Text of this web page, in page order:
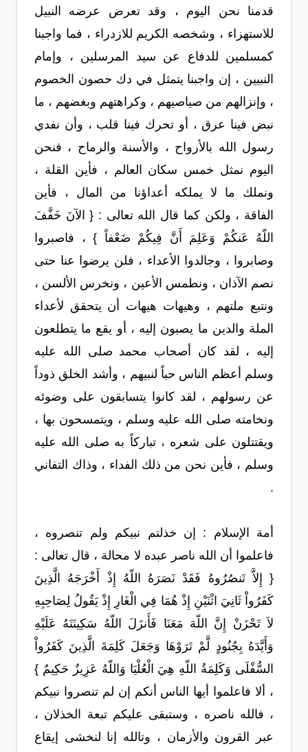
قدمنا نحن اليوم ، وقد تعرض عرضه النبيل
للاستهزاء ، وشخصه الكريم للازدراء ، فما واجبنا
كمسلمين للدفاع عن سيد المرسلين ، وإمام
النبيين ، إن واجبنا يتمثل في دك حصون الخصوم
، وإنزالهم من صياصيهم ، وكراهتهم وبغضهم ، ما
نبض فينا عرق ، أو تحرك فينا قلب ، وأن نفدي
رسول الله بالأرواح ، والأسنة والرماح ، فنحن
اليوم نمثل خمس سكان العالم ، فأين القلة ،
ونملك ما لا يملكه أعداؤنا من المال ، فأين
الفاقة ، ولكن كما قال الله تعالى : { الآنَ خَفَّفَ
اللّهُ عَنكُمْ وَعَلِمَ أَنَّ فِيكُمْ ضَعْفاً } ، فاصبروا
وصابروا ، وجالدوا الأعداء ، فلن يرضوا عنا حتى
نصم الآذان ، ونطمس الأعين ، ونخرس الألسن ،
ونتبع ملتهم ، وهيهات هيهات أن يتحقق لأعداء
الملة والدين ما يصبون إليه ، أو يقع ما يتطلعون
إليه ، لقد كان أصحاب محمد صلى الله عليه
وسلم أعظم الناس حباً لنبيهم ، وأشد الخلق ذوداً
عن رسولهم ، لقد كانوا يتسابقون على وضوئه
ونخامته صلى الله عليه وسلم ، ويتمسحون بها ،
ويقتتلون على شعره ، تباركاً به صلى الله عليه
وسلم ، فأين نحن من ذلك الفداء ، وذاك التفاني
.
أمة الإسلام : إن خذلتم نبيكم ولم تنصروه ،
فاعلموا أن الله ناصر عبده لا محالة ، قال تعالى :
{ إِلاَّ تَنصُرُوهُ فَقَدْ نَصَرَهُ اللّهُ إِذْ أَخْرَجَهُ الَّذِينَ
كَفَرُواْ ثَانِيَ اثْنَيْنِ إِذْ هُمَا فِي الْغَارِ إِذْ يَقُولُ لِصَاحِبِهِ
لاَ تَحْزَنْ إِنَّ اللّهَ مَعَنَا فَأَنزَلَ اللّهُ سَكِينَتَهُ عَلَيْهِ
وَأَيَّدَهُ بِجُنُودٍ لَّمْ تَرَوْهَا وَجَعَلَ كَلِمَةَ الَّذِينَ كَفَرُواْ
السُّفْلَى وَكَلِمَةُ اللّهِ هِيَ الْعُلْيَا وَاللّهُ عَزِيزٌ حَكِيمٌ }
، ألا فاعلموا أيها الناس أنكم إن لم تنصروا نبيكم
، فالله ناصره ، وستبقى عليكم تبعة الخذلان ،
عبر القرون والأزمان ، وتالله إنا لنخشى إيقاع